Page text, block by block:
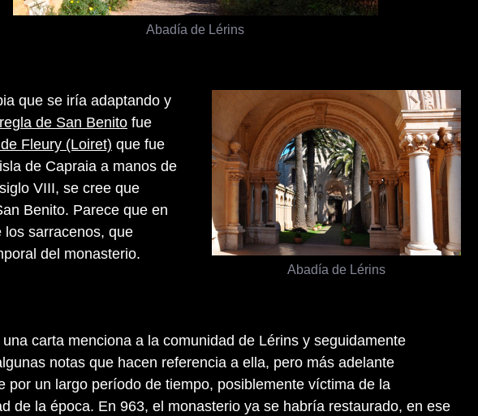
Abadía de Lérins
que se iría adaptando y
regla de San Benito fue
Fleury (Loiret) que fue
de Capraia a manos de
VIII, se cree que
Benito. Parece que en
los sarracenos, que
del monasterio.
Abadía de Lérins
carta menciona a la comunidad de Lérins y seguidamente
notas que hacen referencia a ella, pero más adelante
por un largo período de tiempo, posiblemente víctima de la
de la época. En 963, el monasterio ya se habría restaurado, en ese